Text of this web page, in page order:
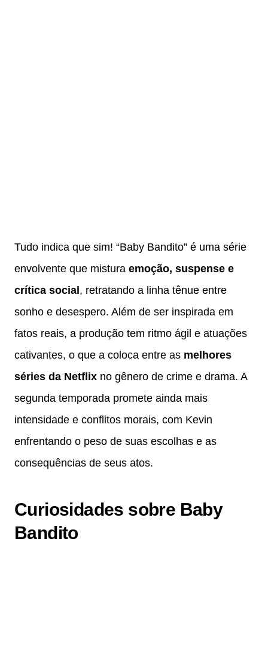
Tudo indica que sim! “Baby Bandito” é uma série
envolvente que mistura emoção, suspense e
crítica social , retratando a linha tênue entre
sonho e desespero. Além de ser inspirada em
fatos reais, a produção tem ritmo ágil e atuações
cativantes, o que a coloca entre as melhores
séries da Netflix no gênero de crime e drama. A
segunda temporada promete ainda mais
intensidade e conflitos morais, com Kevin
enfrentando o peso de suas escolhas e as
consequências de seus atos.
Curiosidades sobre Baby
Bandito